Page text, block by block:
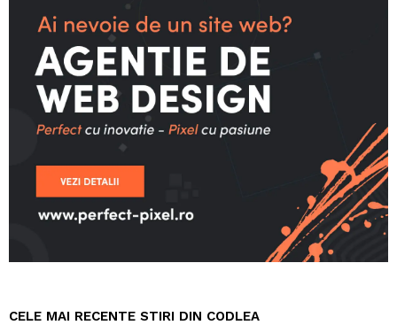
CELE MAI RECENTE STIRI DIN CODLEA